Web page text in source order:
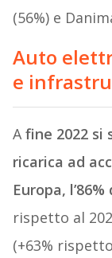
(56%) e
Auto
e
Afine 2022 si
ricarica ad
Europa,
rispetto al
(+63%